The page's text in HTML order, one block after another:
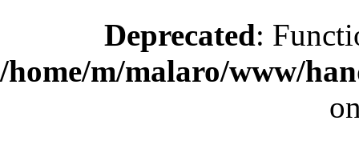
Deprecated:
/home/m/malaro/www/